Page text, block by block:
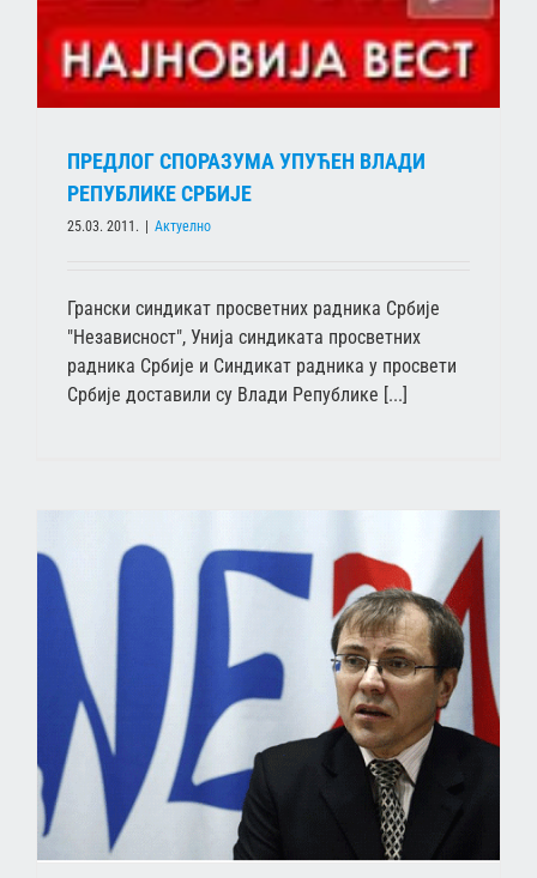
ПРЕДЛОГ СПОРАЗУМА УПУЋЕН ВЛАДИ
РЕПУБЛИКЕ СРБИЈЕ
25.03. 2011. Актуелно
Грански синдикат просветних радника Србије
"Независност", Унија синдиката просветних
радника Србије и Синдикат радника у просвети
Србије доставили су Влади Републике [...]